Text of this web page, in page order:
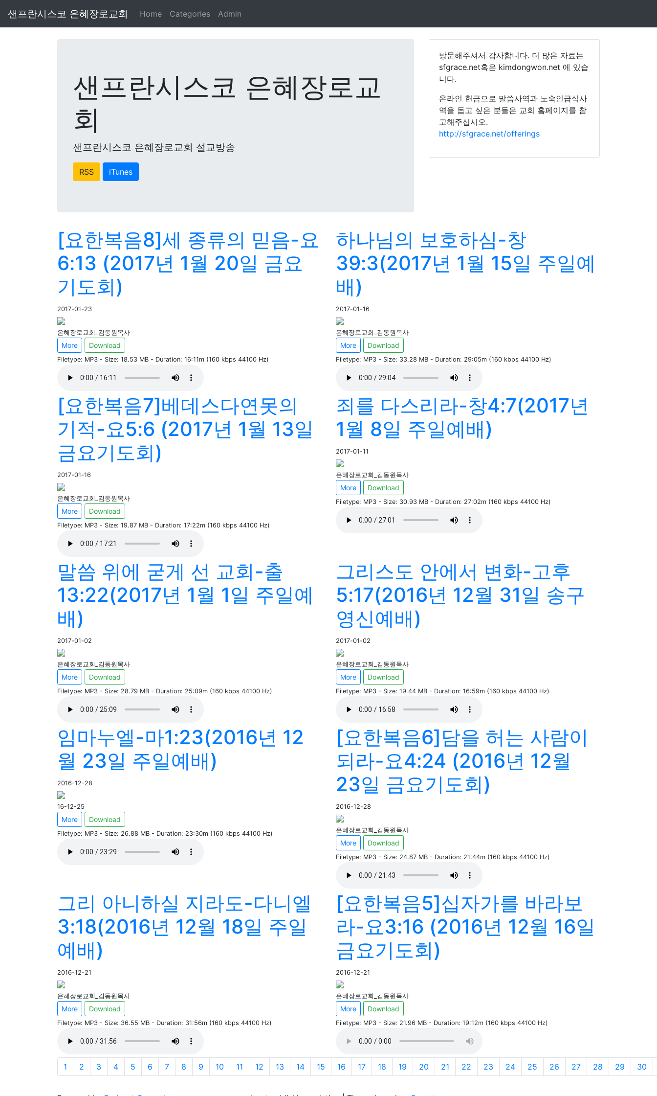
샌프란시스코 은혜장로교회 Home Categories Admin
샌프란시스코 은혜장로교
회
샌프란시스코 은혜장로교회 설교방송
RSS iTunes
방문해주셔서 감사합니다. 더 많은 자료는
sfgrace.net혹은 kimdongwon.net 에 있습
니다.
온라인 헌금으로 말씀사역과 노숙인급식사
역을 돕고 싶은 분들은 교회 홈페이지를 참
고해주십시오.
http://sfgrace.net/offerings
[요한복음8]세 종류의 믿음-요
6:13 (2017년 1월 20일 금요
기도회)
2017-01-23
은혜장로교회_김동원목사
More Download
Filetype: MP3 - Size: 18.53 MB - Duration: 16:11m (160 kbps 44100 Hz)
하나님의 보호하심-창
39:3(2017년 1월 15일 주일예
배)
2017-01-16
은혜장로교회_김동원목사
More Download
Filetype: MP3 - Size: 33.28 MB - Duration: 29:05m (160 kbps 44100 Hz)
[요한복음7]베데스다연못의
기적-요5:6 (2017년 1월 13일
금요기도회)
2017-01-16
은혜장로교회_김동원목사
More Download
Filetype: MP3 - Size: 19.87 MB - Duration: 17:22m (160 kbps 44100 Hz)
죄를 다스리라-창4:7(2017년
1월 8일 주일예배)
2017-01-11
은혜장로교회_김동원목사
More Download
Filetype: MP3 - Size: 30.93 MB - Duration: 27:02m (160 kbps 44100 Hz)
말씀 위에 굳게 선 교회-출
13:22(2017년 1월 1일 주일예
배)
2017-01-02
은혜장로교회_김동원목사
More Download
Filetype: MP3 - Size: 28.79 MB - Duration: 25:09m (160 kbps 44100 Hz)
그리스도 안에서 변화-고후
5:17(2016년 12월 31일 송구
영신예배)
2017-01-02
은혜장로교회_김동원목사
More Download
Filetype: MP3 - Size: 19.44 MB - Duration: 16:59m (160 kbps 44100 Hz)
임마누엘-마1:23(2016년 12
월 23일 주일예배)
2016-12-28
16-12-25
More Download
Filetype: MP3 - Size: 26.88 MB - Duration: 23:30m (160 kbps 44100 Hz)
[요한복음6]담을 허는 사람이
되라-요4:24 (2016년 12월
23일 금요기도회)
2016-12-28
은혜장로교회_김동원목사
More Download
Filetype: MP3 - Size: 24.87 MB - Duration: 21:44m (160 kbps 44100 Hz)
그리 아니하실 지라도-다니엘
3:18(2016년 12월 18일 주일
예배)
2016-12-21
은혜장로교회_김동원목사
More Download
Filetype: MP3 - Size: 36.55 MB - Duration: 31:56m (160 kbps 44100 Hz)
[요한복음5]십자가를 바라보
라-요3:16 (2016년 12월 16일
금요기도회)
2016-12-21
은혜장로교회_김동원목사
More Download
Filetype: MP3 - Size: 21.96 MB - Duration: 19:12m (160 kbps 44100 Hz)
1 2 3 4 5 6 7 8 9 10 11 12 13 14 15 16 17 18 19 20 21 22 23 24 25 26 27 28 29 30